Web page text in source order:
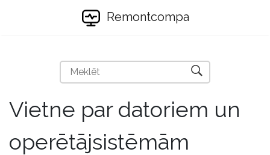
Remontcompa
Vietne par datoriem un
operētājsistēmām